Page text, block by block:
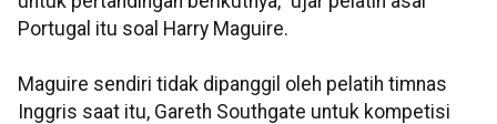
Portugal itu soal Harry Maguire.
Maguire sendiri tidak dipanggil oleh pelatih timnas
Inggris saat itu, Gareth Southgate untuk kompetisi